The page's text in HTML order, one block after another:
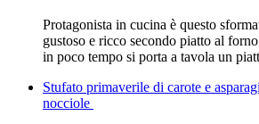
Protagonista in cucina è questo
gustoso e ricco secondo piatto al
in poco tempo si porta a tavola un
Stufato primaverile di carote e
nocciole